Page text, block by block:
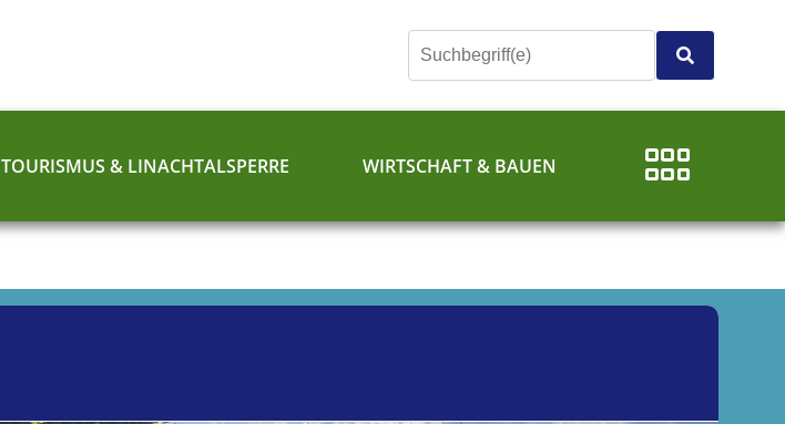
TOURISMUS & LINACHTALSPERRE WIRTSCHAFT & BAUEN